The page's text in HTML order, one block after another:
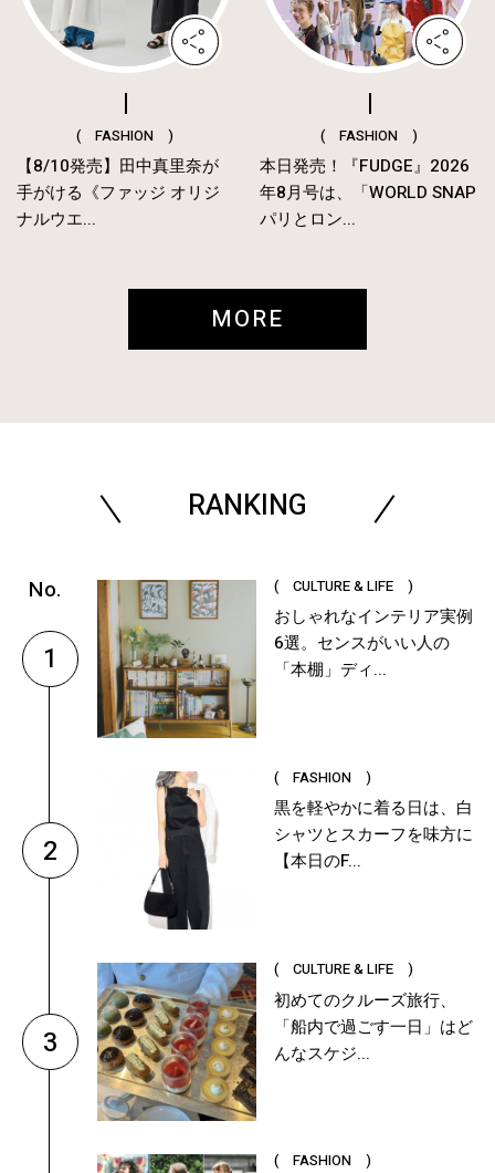
( FASHION )
【8/10発売】田中真里奈が
手がける《ファッジ オリジ
ナルウエ...
( FASHION )
本日発売！『FUDGE』2026
年8月号は、「WORLD SNAP
パリとロン...
MORE
RANKING
1
( CULTURE & LIFE )
おしゃれなインテリア実例
6選。センスがいい人の
「本棚」ディ...
2
( FASHION )
黒を軽やかに着る日は、白
シャツとスカーフを味方に
【本日のF...
3
( CULTURE & LIFE )
初めてのクルーズ旅行、
「船内で過ごす一日」はど
んなスケジ...
( FASHION )